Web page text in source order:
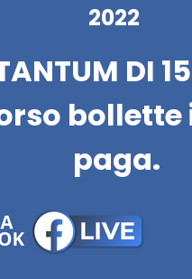
2022
DI
bollette
paga.